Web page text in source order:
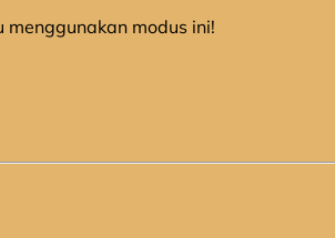
modus ini!